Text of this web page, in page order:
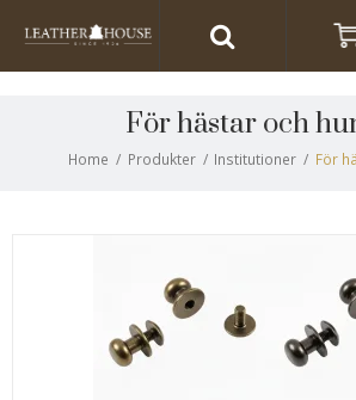
För hästar och
Home / Produkter / Institutioner / För